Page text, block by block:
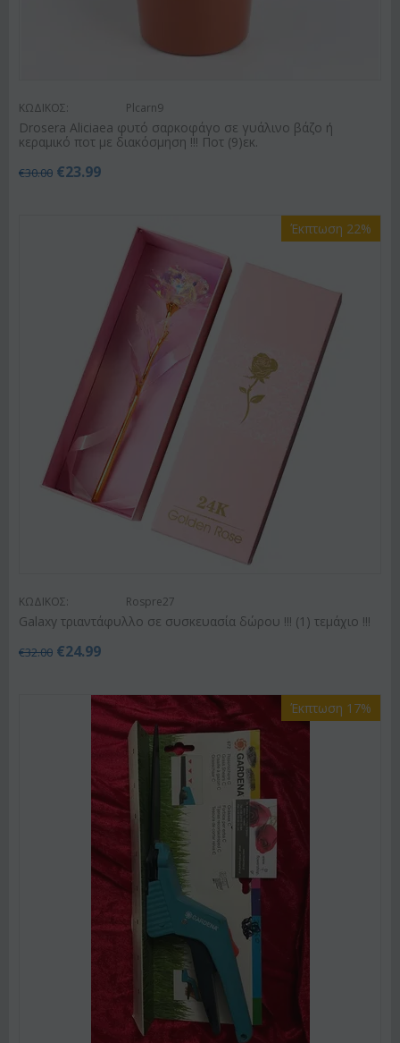
ΚΩΔΙΚΟΣ: Plcarn9
Drosera Aliciaea φυτό σαρκοφάγο σε γυάλινο βάζο ή
κεραμικό ποτ με διακόσμηση !!! Ποτ (9)εκ.
€30.00 €23.99
Έκπτωση 22%
ΚΩΔΙΚΟΣ: Rospre27
Galaxy τριαντάφυλλο σε συσκευασία δώρου !!! (1) τεμάχιo !!!
€32.00 €24.99
Έκπτωση 17%